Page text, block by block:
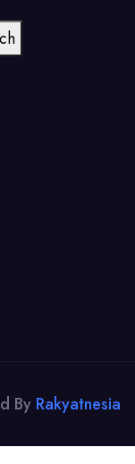
By Rakyatnesia